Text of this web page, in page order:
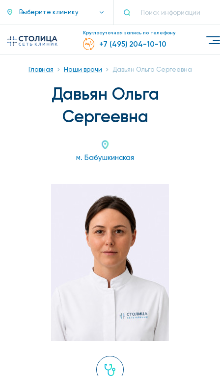
Выберите клинику
Круглосуточная запись по телефону
+7 (495) 204-10-10
Главная Наши врачи Давьян Ольга Сергеевна
Давьян Ольга
Сергеевна
м. Бабушкинская